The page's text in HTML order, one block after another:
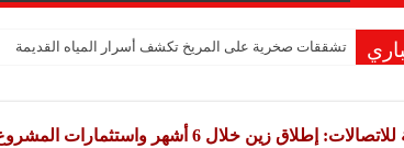
تشققات صخرية على المريخ تكشف أسرار المياه القديمة
زين خلال 6 أشهر ‏واستثمارات ‏المشروع تتجاوز 1.5 مليار دولار